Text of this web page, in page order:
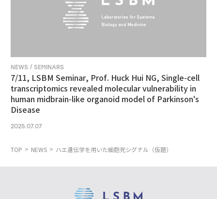
NEWS / SEMINARS
7/11, LSBM Seminar, Prof. Huck Hui NG, Single-cell
transcriptomics revealed molecular vulnerability in
human midbrain-like organoid model of Parkinson's
Disease
2025.07.07
TOP NEWS ハエ遺伝学を用いた細胞死シグナル（仮題）